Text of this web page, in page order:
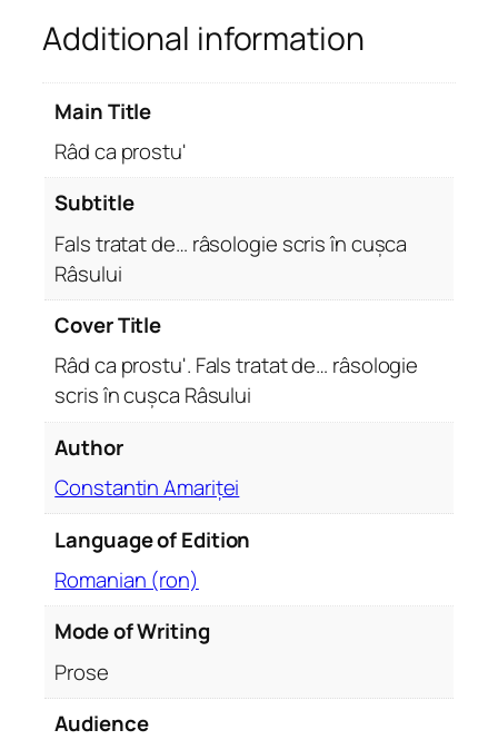
S
a
r
n
y
Additional information
Main Title
Râd ca prostu'
Subtitle
Fals tratat de… râsologie scris în cușca
Râsului
Cover Title
Râd ca prostu'. Fals tratat de… râsologie
scris în cușca Râsului
Author
Constantin Amariței
Language of Edition
Romanian (ron)
Mode of Writing
Prose
Audience